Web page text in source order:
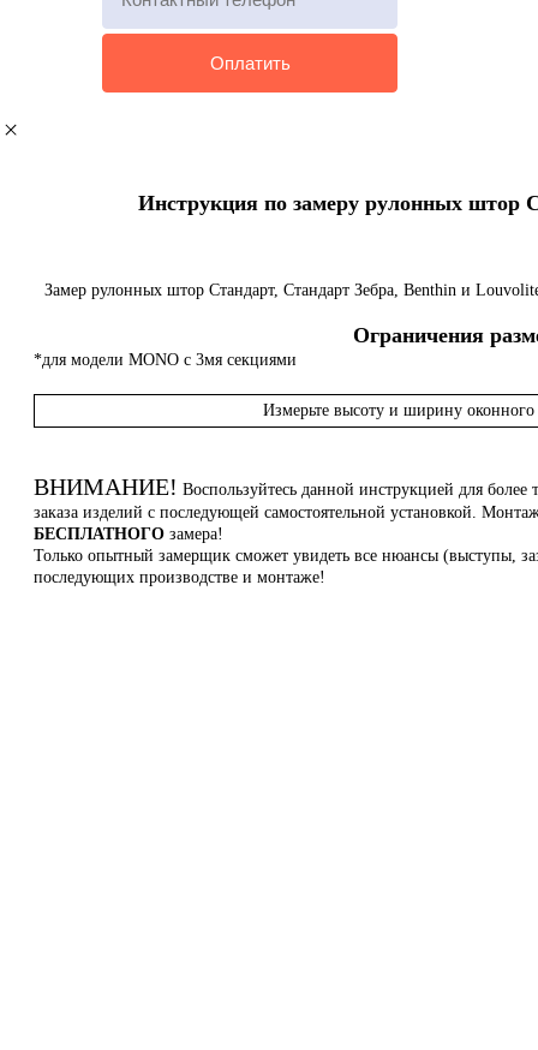
Инструкция по замеру рулонных штор
Замер рулонных штор Стандарт, Стандарт Зебра, Benthin и
Ограничения
*для модели MONO с 3мя секциями
Измерьте высоту и ширину оконного
ВНИМАНИЕ! Воспользуйтесь данной инструкцией для
заказа изделий с последующей самостоятельной установкой.
БЕСПЛАТНОГО замера!
Только опытный замерщик сможет увидеть все нюансы (выступы,
последующих производстве и монтаже!